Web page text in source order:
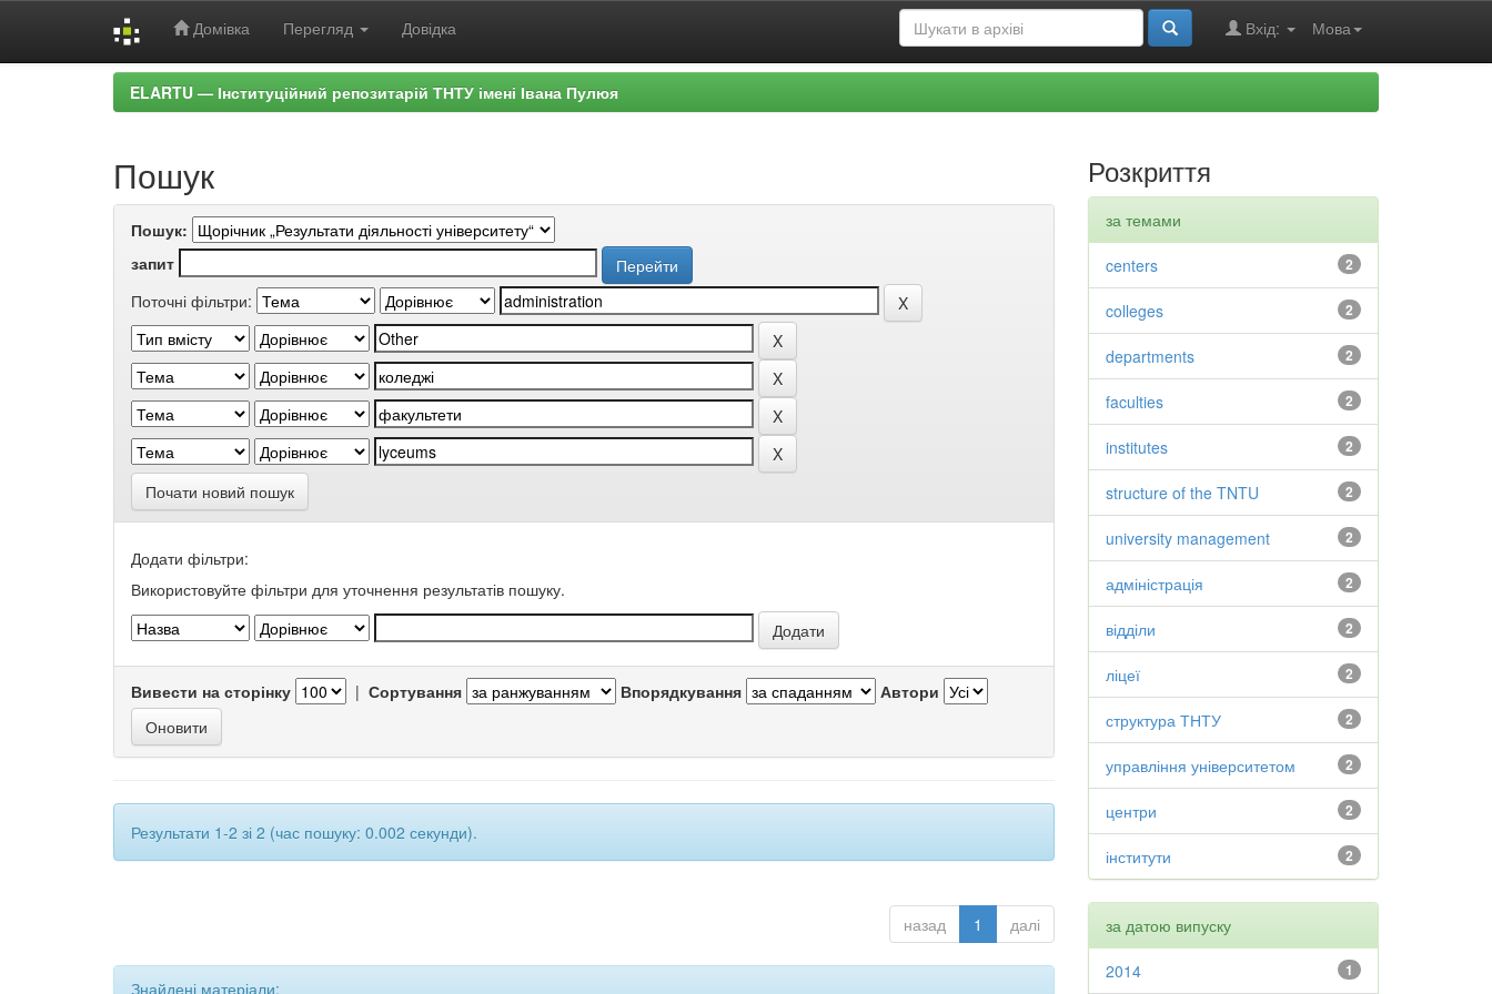
Домівка Перегляд Довідка Мова
Вхід:
ELARTU — Інституційний репозитарій ТНТУ імені Івана Пулюя
Пошук
Пошук:
запит
Поточні фільтри:
Почати новий пошук
Додати фільтри:
Використовуйте фільтри для уточнення результатів пошуку.
Вивести на сторінку | Сортування Впорядкування Автори
Результати 1-2 зі 2 (час пошуку: 0.002 секунди).
назад 1 далі
Знайдені матеріали:
Розкриття
за темами
2
centers
2
colleges
2
departments
2
faculties
2
institutes
2
structure of the TNTU
2
university management
2
адміністрація
2
відділи
2
ліцеї
2
структура ТНТУ
2
управління університетом
2
центри
2
інститути
за датою випуску
1
2014